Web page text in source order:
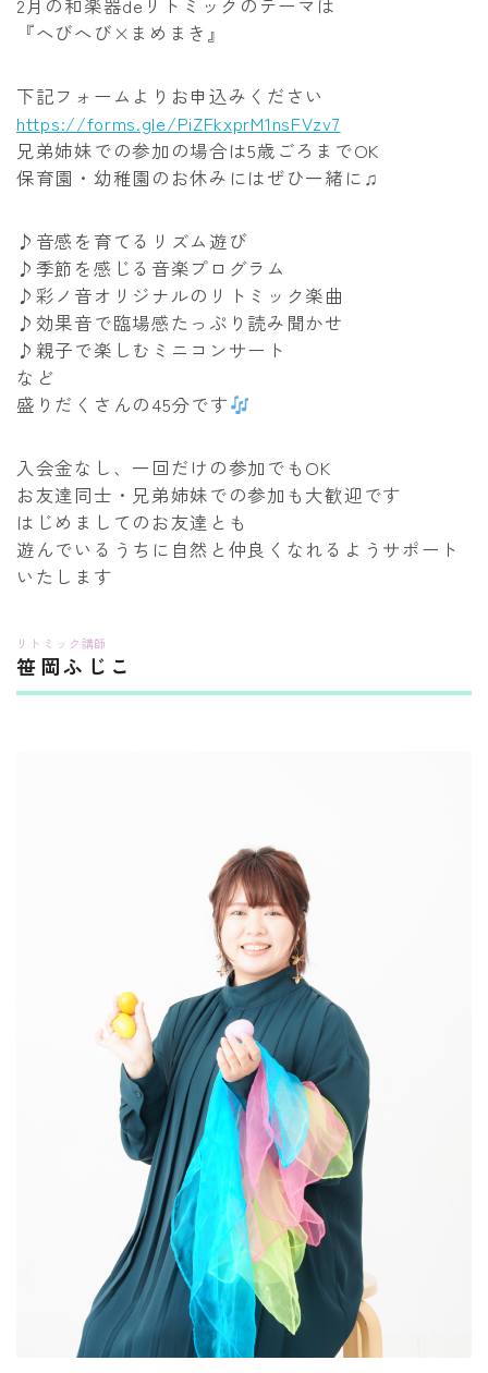
2月の和楽器deリトミックのテーマは
『へびへび×まめまき』
下記フォームよりお申込みください
https://forms.gle/PiZFkxprM1nsFVzv7
兄弟姉妹での参加の場合は5歳ごろまでOK
保育園・幼稚園のお休みにはぜひ一緒に♫
♪音感を育てるリズム遊び
♪季節を感じる音楽プログラム
♪彩ノ音オリジナルのリトミック楽曲
♪効果音で臨場感たっぷり読み聞かせ
♪親子で楽しむミニコンサート
など
盛りだくさんの45分です
入会金なし、一回だけの参加でもOK
お友達同士・兄弟姉妹での参加も大歓迎です
はじめましてのお友達とも
遊んでいるうちに自然と仲良くなれるようサポート
いたします
リトミック講師
笹岡ふじこ